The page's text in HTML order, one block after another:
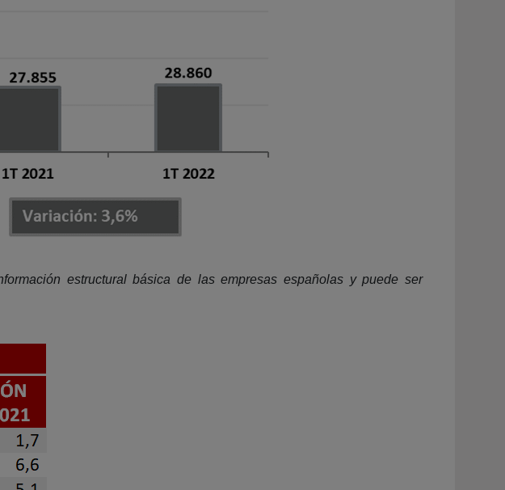
estructural básica de las empresas españolas y puede ser